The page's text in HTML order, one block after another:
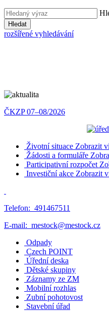
Hledat
rozšířené vyhledávání
ČKZP 07–08/2026
Životní situace Zobrazit
Žádosti a formuláře
Participativní rozpočet
Investiční akce Zobrazit
Telefon: 491467511
E-mail: mestock@mestock.cz
Odpady
Czech POINT
Úřední deska
Dětské skupiny
Záznamy ze ZM
Mobilní rozhlas
Zubní pohotovost
Stavební úřad